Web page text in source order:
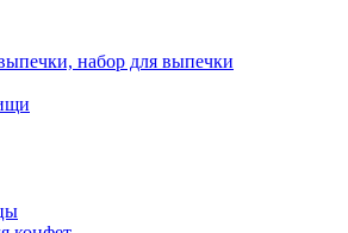
набор для выпечки